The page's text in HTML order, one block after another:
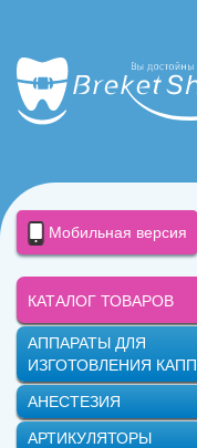
Мобильная версия
КАТАЛОГ ТОВАРОВ
АППАРАТЫ ДЛЯ
ИЗГОТОВЛЕНИЯ КАПП
АНЕСТЕЗИЯ
АРТИКУЛЯТОРЫ